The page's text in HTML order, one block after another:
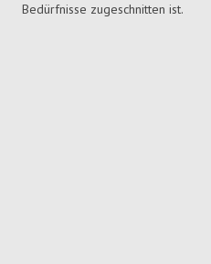
Bedürfnisse zugeschnitten ist.